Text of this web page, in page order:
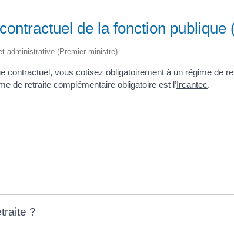
de la fonction publique
administrative (Premier ministre)
contractuel, vous cotisez obligatoirement à un régime de
de retraite complémentaire obligatoire est l’Ircantec.
?